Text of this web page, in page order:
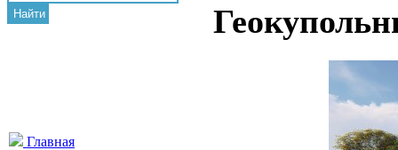
Найти
Главная